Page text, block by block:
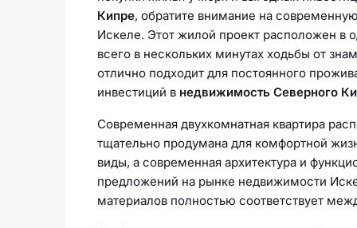
Кипре, обратите внимание на
Искеле. Этот жилой проект расположен в
всего в нескольких минутах ходьбы от
отлично подходит для постоянного
инвестиций в недвижимость Северного
Современная двухкомнатная квартира
тщательно продумана для комфортной
виды, а современная архитектура и
предложений на рынке недвижимости
материалов полностью соответствует